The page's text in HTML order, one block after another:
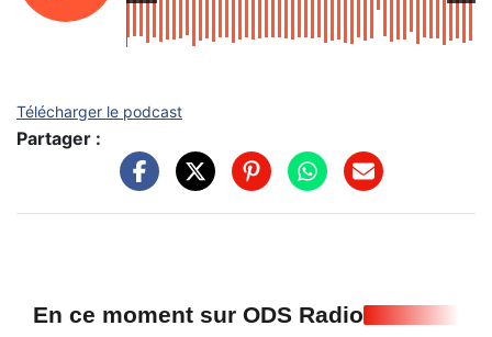
Télécharger le podcast
Partager :
En ce moment sur ODS Radio